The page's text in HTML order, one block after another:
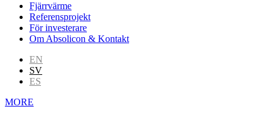
Fjärrvärme
Referensprojekt
För investerare
Om Absolicon & Kontakt
EN
SV
ES
MORE